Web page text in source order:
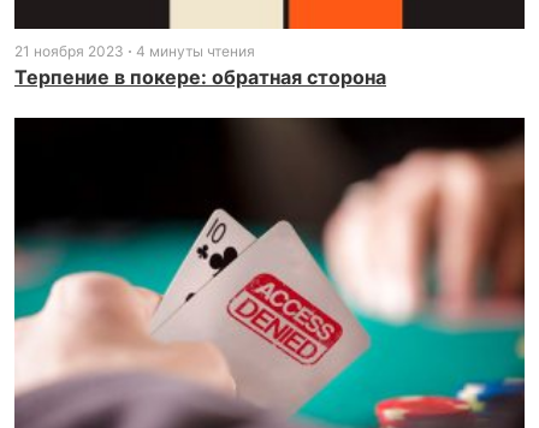
21 ноября 2023 4 минуты чтения
Терпение в покере: обратная сторона